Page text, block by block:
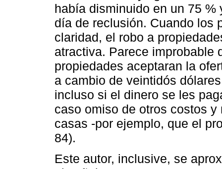
había disminuido en un 75
día de reclusión. Cuando los
claridad, el robo a
atractiva. Parece improbable
propiedades aceptaran la
a cambio de veintidós
incluso si el dinero se les
caso omiso de otros costos
casas -por ejemplo, que el
84).
Este autor, inclusive, se